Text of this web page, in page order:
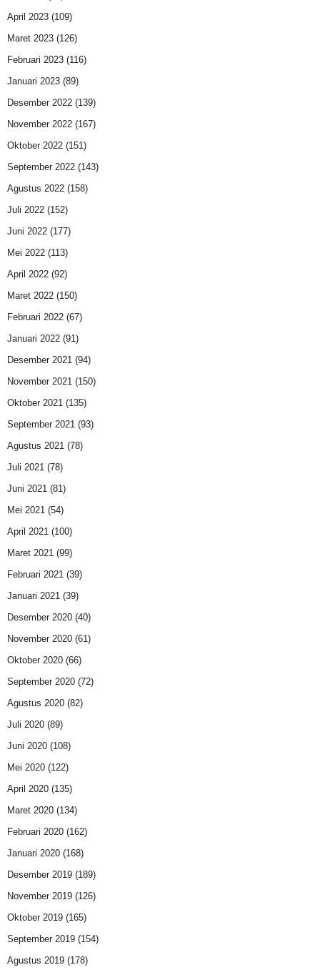
April 2023 (109)
Maret 2023 (126)
Februari 2023 (116)
Januari 2023 (89)
Desember 2022 (139)
November 2022 (167)
Oktober 2022 (151)
September 2022 (143)
Agustus 2022 (158)
Juli 2022 (152)
Juni 2022 (177)
Mei 2022 (113)
April 2022 (92)
Maret 2022 (150)
Februari 2022 (67)
Januari 2022 (91)
Desember 2021 (94)
November 2021 (150)
Oktober 2021 (135)
September 2021 (93)
Agustus 2021 (78)
Juli 2021 (78)
Juni 2021 (81)
Mei 2021 (54)
April 2021 (100)
Maret 2021 (99)
Februari 2021 (39)
Januari 2021 (39)
Desember 2020 (40)
November 2020 (61)
Oktober 2020 (66)
September 2020 (72)
Agustus 2020 (82)
Juli 2020 (89)
Juni 2020 (108)
Mei 2020 (122)
April 2020 (135)
Maret 2020 (134)
Februari 2020 (162)
Januari 2020 (168)
Desember 2019 (189)
November 2019 (126)
Oktober 2019 (165)
September 2019 (154)
Agustus 2019 (178)